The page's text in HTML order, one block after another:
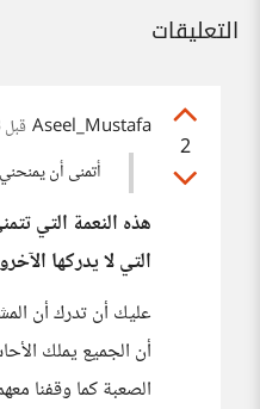
التعليقات
2
Aseel_Mustafa قبل 3 سنوات
أتمنى أن
هذه النعمة التي
التي لا يدركها
عليك أن تدرك أن
أن الجميع يملك
الصعبة كما وقفنا